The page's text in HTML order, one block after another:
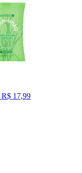
R$ 17,99